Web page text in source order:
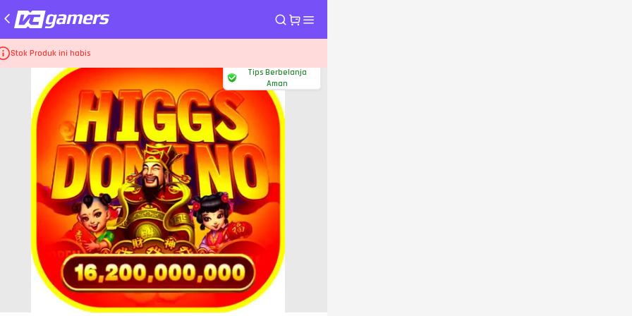
Stok Produk ini habis
Top Up Game Higgs Games Island
Tips Berbelanja
Aman